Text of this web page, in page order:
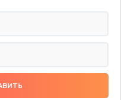
панели